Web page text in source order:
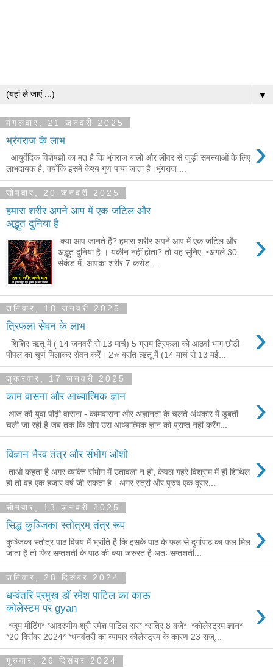
▼
मंगलवार, 21 जनवरी 2025
भ्रंगराज के लाभ ›
आयुर्वेदिक विशेषज्ञों का मत है कि भृंगराज बालों और लीवर से जुड़ी समस्याओं के लिए
लाभदायक है, क्योंकि इसमें केश्य गुण पाया जाता है।भृंगराज ...
सोमवार, 20 जनवरी 2025
हमारा शरीर अपने आप में एक जटिल और
अद्भुत दुनिया है
›
क्या आप जानते हैं? हमारा शरीर अपने आप में एक जटिल और
अद्भुत दुनिया है । यकीन नहीं होता? तो यह सुनिए: •अगले 30
सेकंड में, आपका शरीर 7 करोड़ ...
शनिवार, 18 जनवरी 2025
त्रिफला सेवन के लाभ ›
शिशिर ऋतू में ( 14 जनवरी से 13 मार्च) 5 ग्राम त्रिफला को आठवां भाग छोटी
पीपल का चूर्ण मिलाकर सेवन करें। 2⭐ बसंत ऋतू में (14 मार्च से 13 मई...
शुक्रवार, 17 जनवरी 2025
काम वासना और आध्यात्मिक ज्ञान ›
आज की युवा पीढ़ी वासना - कामवासना और अज्ञानता के चलते अंधकार में डूबती
चली जा रही है जब तक कि लोग उस आध्यात्मिक ज्ञान को प्राप्त नहीं करेंग...
विज्ञान भैरव तंत्र और संभोग ओशो ›
ताओ कहता है अगर व्यक्ति संभोग में उतावला न हो, केवल गहरे विश्राम में ही शिथिल
हो तो वह एक हजार वर्ष जी सकता है। अगर स्त्री और पुरुष एक दूसर...
सोमवार, 13 जनवरी 2025
सिद्ध कुञ्जिका स्तोत्रम् तंत्र रूप ›
कुञ्जिका स्तोत्र पाठ विषय में भ्रांति है कि इसके पाठ के फल से दुर्गापाठ का फल मिल
जाता है तो फिर सप्तशती के पाठ की क्या जरुरत है अतः सप्तशती...
शनिवार, 28 दिसंबर 2024
धन्वंतरि प्रमुख डॉ रमेश पाटिल का काऊ
कोलेस्टम पर gyan
›
*जूम मीटिंग* *आदरणीय श्री रमेश पाटिल सर* *रात्रि 8 बजे* *कोलेस्ट्रम ज्ञान*
*20 दिसंबर 2024* *धनवंतरी का व्यापार कोलेस्ट्रम के कारण 23 राज्...
गुरुवार, 26 दिसंबर 2024